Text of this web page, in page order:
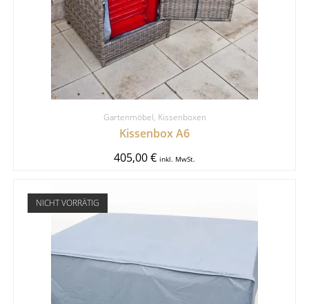
Gartenmöbel, Kissenboxen
Kissenbox A6
405,00€ inkl. MwSt.
NICHT VORRÄTIG